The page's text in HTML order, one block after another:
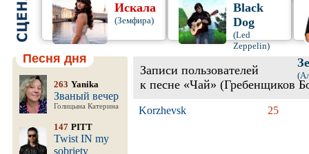
Искала
(Земфира)
Black
Dog
(Led
Zeppelin)
Песня дня
263 Yanika
Званый вечер
Голицына Катерина
147 PITT
Twist IN my
sobriety
Записи пользователей
к песне «Чай» (Гребенщиков
Korzhevsk 25